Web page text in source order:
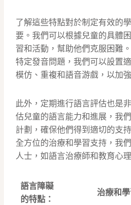
了解這些特點對於制定有效的
要。我們可以根據兒童的具體
習和活動，幫助他們克服困難
特定發音問題，我們可以設置
模仿、重複和語音游戲，以加
此外，定期進行語言評估也是
估兒童的語言能力和進展，我
計劃，確保他們得到適切的支
全方位的治療和學習支持，我
人士，如語言治療師和教育心
語言障礙
的特點：
治療和學